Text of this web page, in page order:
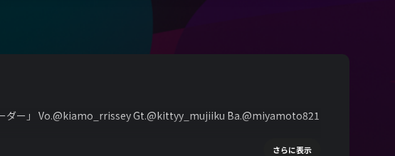
ー」 Vo.@kiamo_rrissey Gt.@kittyy_mujiiku Ba.@miyamoto821
さらに表示